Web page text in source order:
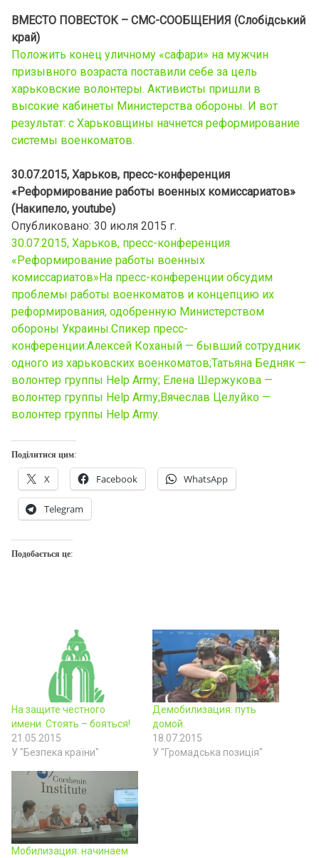
ВМЕСТО ПОВЕСТОК – СМС-СООБЩЕНИЯ (Слобідський
край)
Положить конец уличному «сафари» на мужчин
призывного возраста поставили себе за цель
харьковские волонтеры. Активисты пришли в
высокие кабинеты Министерства обороны. И вот
результат: с Харьковщины начнется реформирование
системы военкоматов.
30.07.2015, Харьков, пресс-конференция
«Реформирование работы военных комиссариатов»
(Накипело, youtube)
Опубликовано: 30 июля 2015 г.
30.07.2015, Харьков, пресс-конференция
«Реформирование работы военных
комиссариатов»На пресс-конференции обсудим
проблемы работы военкоматов и концепцию их
реформирования, одобренную Министерством
обороны Украины.Спикер пресс-
конференции:Алексей Коханый — бывший сотрудник
одного из харьковских военкоматов;Татьяна Бедняк —
волонтер группы Help Army; Елена Шержукова —
волонтер группы Help Army;Вячеслав Целуйко —
волонтер группы Help Army.
Поділитися цим:
X Facebook WhatsApp
Telegram
Подобається це:
На защите честного
имени. Стоять – бояться!
21.05.2015
У "Безпека країни"
Демобилизация: путь
домой.
18.07.2015
У "Громадська позиція"
Мобилизация: начинаем